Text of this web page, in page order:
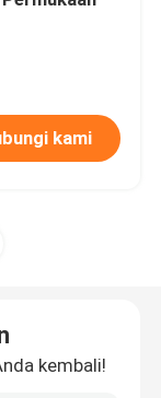
kami
kembali!